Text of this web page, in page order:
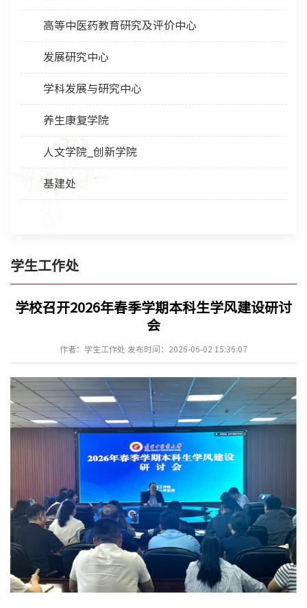
高等中医药教育研究及评价中心
发展研究中心
学科发展与研究中心
养生康复学院
人文学院_创新学院
基建处
学生工作处
学校召开2026年春季学期本科生学风建设研讨
会
作者：学生工作处 发布时间：2026-06-02 15:36:07